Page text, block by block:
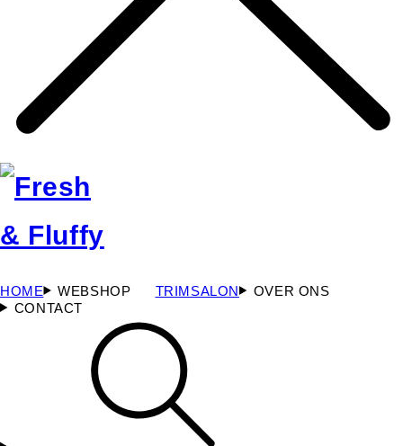
HOME WEBSHOP TRIMSALON
OVER ONS
CONTACT